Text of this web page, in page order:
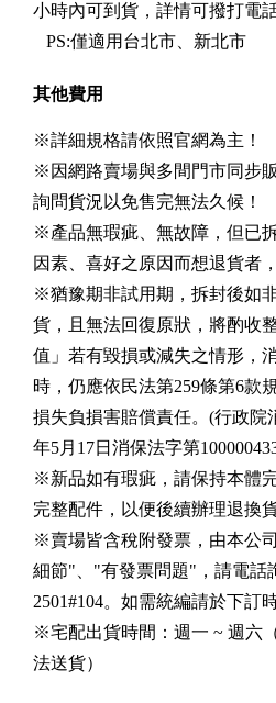
小時內可到貨，詳情可撥打電
PS:僅適用台北市、新北市
其他費用
※詳細規格請依照官網為主！
※因網路賣場與多間門市同步
詢問貨況以免售完無法久候！
※產品無瑕疵、無故障，但已
因素、喜好之原因而想退貨者
※猶豫期非試用期，拆封後如
貨，且無法回復原狀，將酌收
值」若有毀損或減失之情形，
時，仍應依民法第259條第6款
損失負損害賠償責任。(行政院
年5月17日消保法字第
※新品如有瑕疵，請保持本體
完整配件，以便後續辦理退換
※賣場皆含稅附發票，由本公
細節"、"有發票問題"，請電話
2501#104。如需統編請於下訂
※宅配出貨時間：週一 ~ 週六
法送貨）